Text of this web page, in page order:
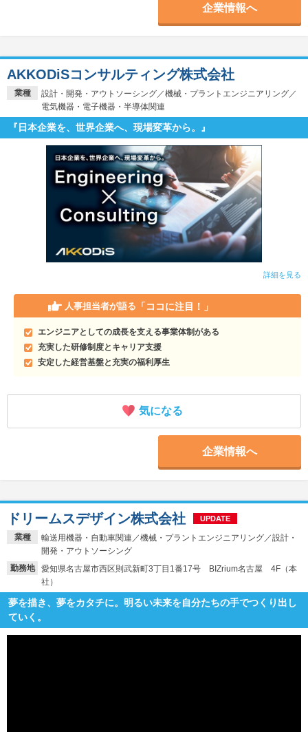
企業情報へ
業種
設計・開発・アウトソーシング／機械・プラントエンジニアリング／
電気機器・電子機器・半導体関連
AKKODiSコンサルティング株式会社
『日本企業を、世界企業へ、現場変革から。』
詳細を見る
人事担当者が語る 「ココに注目！」
エンジニアとしての成長を支える事業体制がある
充実した研修制度とキャリア支援
安定した経営基盤と充実の福利厚生
気になる
企業情報へ
業種
輸送用機器・自動車関連／機械・プラントエンジニアリング／設計・
開発・アウトソーシング
勤務地
愛知県名古屋市西区則武新町3丁目1番17号 BIZrium名古屋 4F（本
社）
ドリームスデザイン株式会社 UPDATE
夢を描き、夢をカタチに。明るい未来を自分たちの手でつくり出し
ていく。